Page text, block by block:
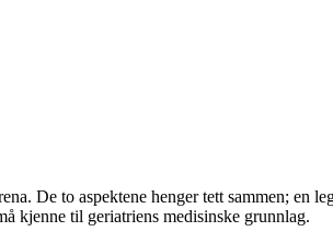
De to aspektene henger tett sammen;
kjenne til geriatriens medisinske grunnlag.